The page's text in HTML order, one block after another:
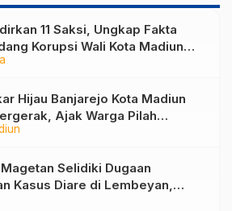
11 Saksi, Ungkap Fakta
Korupsi Wali Kota Madiun
Maidi
Hijau Banjarejo Kota Madiun
Ajak Warga Pilah
dari Rumah
Selidiki Dugaan
Kasus Diare di Lembeyan,
Penyelidikan Epidemiologi